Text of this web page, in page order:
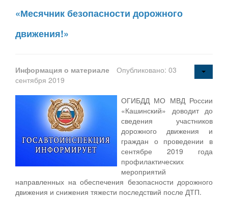
«Месячник безопасности дорожного
движения!»
Информация о материале
Опубликовано: 03
сентября 2019
ОГИБДД МО МВД России
«Кашинский» доводит до
сведения участников
дорожного движения и
граждан о проведении в
сентябре 2019 года
профилактических
мероприятий
направленных на обеспечения безопасности дорожного
движения и снижения тяжести последствий после ДТП.